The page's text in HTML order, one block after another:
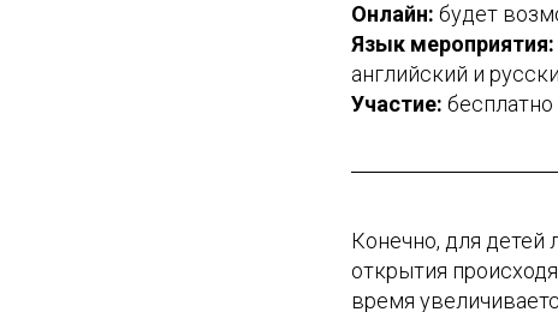
Онлайн: будет
Язык мероприятия:
английский и
Участие: бесплатно
Конечно, для
открытия
время